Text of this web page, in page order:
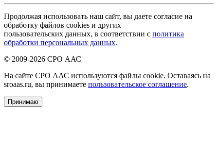
Продолжая использовать наш сайт, вы даете согласие на
обработку файлов cookies и других
пользовательских данных, в соответствии с политика
обработки персональных данных.
© 2009-2026 СРО ААС
На сайте СРО ААС используются файлы cookie. Оставаясь на
sroaas.ru, вы принимаете пользовательское соглашение.
Принимаю